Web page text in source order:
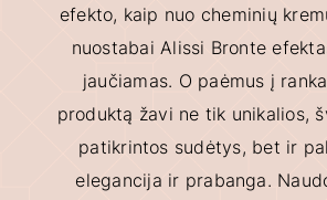
efekto, kaip nuo cheminių
nuostabai Alissi Bronte
jaučiamas. O paėmus į
produktą žavi ne tik unikalios,
patikrintos sudėtys, bet ir
elegancija ir prabanga.